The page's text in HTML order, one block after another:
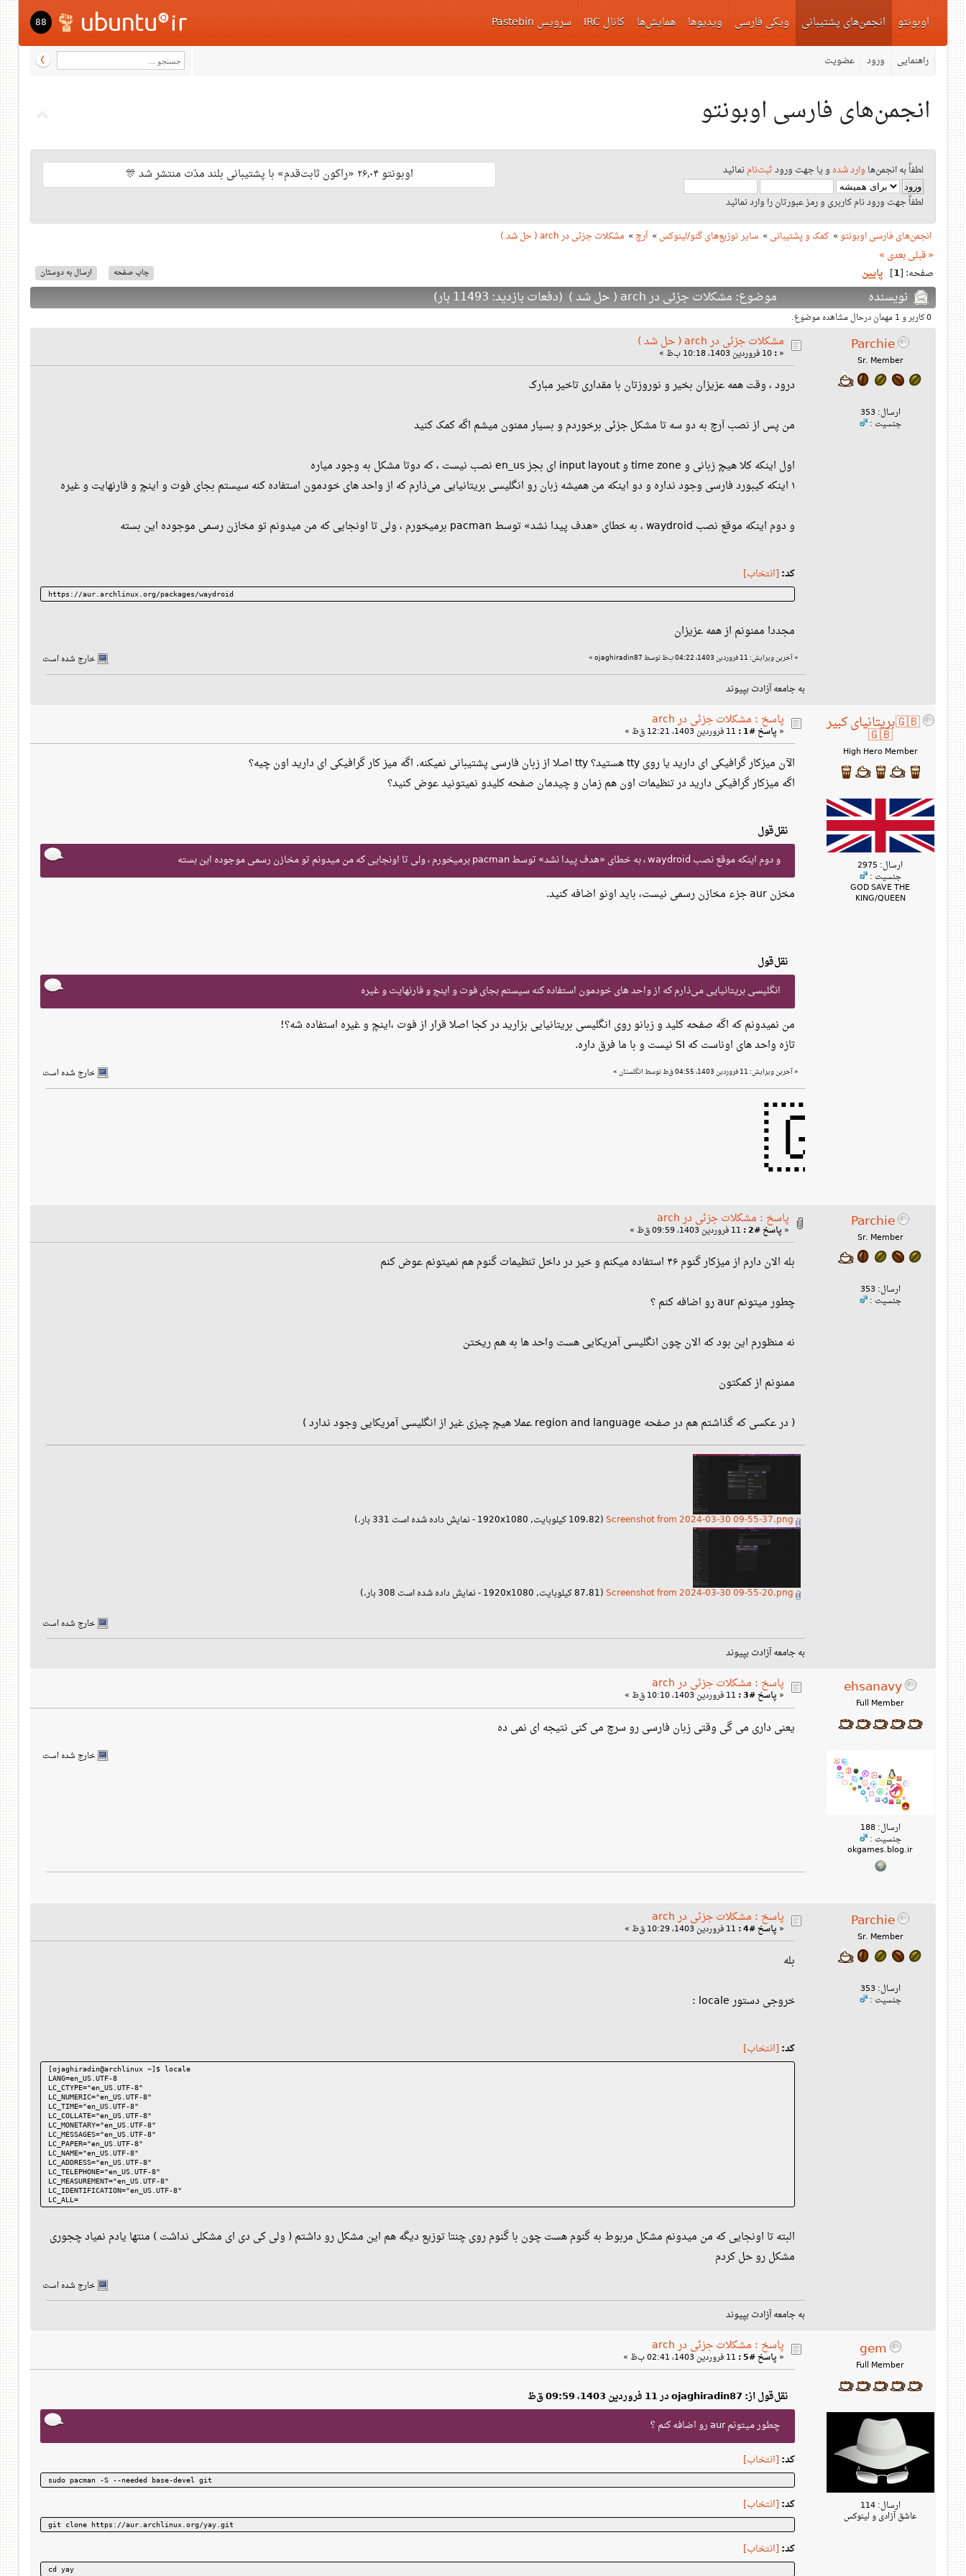
اوبونتو انجمن‌های پشتیبانی
راهنمایی ورود عضویت
ویکی فارسی ویدیوها همایش‌ها کانال IRC سرویس Pastebin 88
انجمن‌های فارسی اوبونتو
لطفاً به انجمن‌ها وارد شده و یا جهت ورودثبت‌نامنمائید
لطفاً جهت ورود نام کاربری و رمز عبورتان را وارد نمائید
اوبونتو ۲۶٫۰۴ «راکون ثابت‌قدم» با پشتیبانی بلند مدّت منتشر شد 🎊
انجمن‌های فارسی اوبونتو» کمک و پشتیبانی» سایر توزیع‌های گنو/لینوکس» آرچ» مشکلات جزئی در arch ( حل شد )
« قبلیبعدی »
ارسال به دوستان چاپ صفحه صفحه: [1
] پایین
نویسنده موضوع: مشکلات جزئی در arch ( حل شد ) (دفعات بازدید: 11493 بار)
0 کاربر و 1 مهمان درحال مشاهده موضوع.
Parchie
Sr. Member
ارسال: 353
جنسیت :
مشکلات جزئی در arch ( حل شد )
«
:
درود ، وقت همه عزیزان بخیر و نوروزتان با مقداری تاخیر مبارک
من پس از نصب آرچ به دو سه تا مشکل جزئی برخوردم و بسیار ممنون میشم اگه کمک کنید
اول اینکه کلا هیچ زبانی و time zone و input layout ای بجز en_us نصب نیست ، که دوتا مشکل به وجود میاره
۱ اینکه کیبورد فارسی وجود نداره و دو اینکه من همیشه زبان رو انگلیسی بریتانیایی می‌ذارم که از واحد های خودمون استفاده کنه سیستم بجای فوت و اینچ و فارنهایت و غیره
و دوم اینکه موقع نصب waydroid ، به خطای «هدف پیدا نشد» توسط pacman برمیخورم ، ولی تا اونجایی که من میدونم تو مخازن رسمی موجوده این بسته
کد: [انتخاب]
https://aur.archlinux.org/packages/waydroid
مجددا ممنونم از همه عزیزان
«آخرین ویرایش: 11 فروردین 1403، 04:22 ب‌ظ توسط ojaghiradin87 » خارج شده است
به جامعه آزادت بپیوند
🇬🇧بریتانیای کبیر
🇬🇧
High Hero Member
ارسال: 2975
جنسیت :
GOD SAVE THE
KING/QUEEN
پاسخ : مشکلات جزئی در arch
« پاسخ #1 :
الآن میزکار گرافیکی ای دارید یا روی tty هستید؟ tty اصلا از زبان فارسی پشتیبانی نمیکنه. اگه میز کار گرافیکی ای دارید اون چیه؟
اگه میزکار گرافیکی دارید در تنظیمات اون هم زمان و چیدمان صفحه کلیدو نمیتونید عوض کنید؟
نقل‌قول
و دوم اینکه موقع نصب waydroid ، به خطای «هدف پیدا نشد» توسط pacman برمیخورم ، ولی تا اونجایی که من میدونم تو مخازن رسمی موجوده این بسته
مخزن aur جزء مخازن رسمی نیست، باید اونو اضافه کنید.
نقل‌قول
انگلیسی بریتانیایی می‌ذارم که از واحد های خودمون استفاده کنه سیستم بجای فوت و اینچ و فارنهایت و غیره
من نمیدونم که اگه صفحه کلید و زبانو روی انگلیسی بریتانیایی بزارید در کجا اصلا قرار از فوت ،‌اینچ و غیره استفاده شه؟!
تازه واحد های اوناست که SI نیست و با ما فرق داره.
«آخرین ویرایش: 11 فروردین 1403، 04:55 ق‌ظ توسط انگلستان » خارج شده است
Parchie
Sr. Member
ارسال: 353
جنسیت :
پاسخ : مشکلات جزئی در arch
« پاسخ #2 :
بله الان دارم از میزکار گنوم ۴۶ استفاده میکنم و خیر در داخل تنظیمات گنوم هم نمیتونم عوض کنم
چطور میتونم aur رو اضافه کنم ؟
نه منظورم این بود که الان چون انگلیسی آمریکایی هست واحد ها به هم ریختن
ممنونم از کمکتون
( در عکسی که گذاشتم هم در صفحه region and language عملا هیچ چیزی غیر از انگلیسی آمریکایی وجود ندارد )
Screenshot from 2024-03-30 09-55-37.png (109.82 کیلوبایت, 1920x1080 - نمایش داده شده است 331 بار.)
Screenshot from 2024-03-30 09-55-20.png (87.81 کیلوبایت, 1920x1080 - نمایش داده شده است 308 بار.)
خارج شده است
به جامعه آزادت بپیوند
ehsanavy
Full Member
ارسال: 188
جنسیت :
okgames.blog.ir
پاسخ : مشکلات جزئی در arch
« پاسخ #3 :
یعنی داری می گی وقتی زبان فارسی رو سرچ می کنی نتیجه ای نمی ده
خارج شده است
Parchie
Sr. Member
ارسال: 353
جنسیت :
پاسخ : مشکلات جزئی در arch
« پاسخ #4 :
بله
خروجی دستور locale :
کد: [انتخاب]
[ojaghiradin@archlinux ~]$ locale
LANG=en_US.UTF-8
LC_CTYPE="en_US.UTF-8"
LC_NUMERIC="en_US.UTF-8"
LC_TIME="en_US.UTF-8"
LC_COLLATE="en_US.UTF-8"
LC_MONETARY="en_US.UTF-8"
LC_MESSAGES="en_US.UTF-8"
LC_PAPER="en_US.UTF-8"
LC_NAME="en_US.UTF-8"
LC_ADDRESS="en_US.UTF-8"
LC_TELEPHONE="en_US.UTF-8"
LC_MEASUREMENT="en_US.UTF-8"
LC_IDENTIFICATION="en_US.UTF-8"
LC_ALL=
البته تا اونجایی که من میدونم مشکل مربوط به گنوم هست چون با گنوم روی چنتا توزیع دیگه هم این مشکل رو داشتم ( ولی کی دی ای مشکلی نداشت ) منتها یادم نمیاد چجوری
مشکل رو حل کردم
خارج شده است
به جامعه آزادت بپیوند
gem
Full Member
ارسال: 114
عاشق آزادی و لینوکس
پاسخ : مشکلات جزئی در arch
« پاسخ #5 :
نقل‌قول از: ojaghiradin87 در 11 فروردین 1403، 09:59 ق‌ظ
چطور میتونم aur رو اضافه کنم ؟
کد: [انتخاب]
sudo pacman -S --needed base-devel git
کد: [انتخاب]
git clone https://aur.archlinux.org/yay.git
کد: [انتخاب]
cd yay